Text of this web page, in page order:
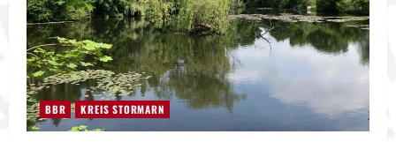
BBR KREIS STORMARN